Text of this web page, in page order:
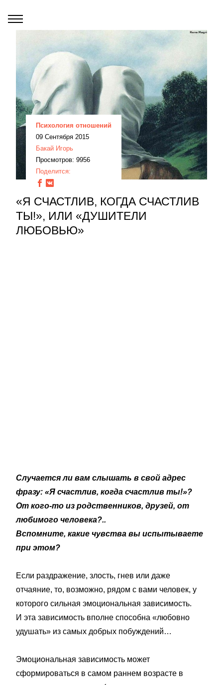
Психология отношений
09 Сентября 2015
Бакай Игорь
Просмотров: 9956
Поделится:
«Я СЧАСТЛИВ, КОГДА СЧАСТЛИВ
ТЫ!», ИЛИ «ДУШИТЕЛИ
ЛЮБОВЬЮ»
Случается ли вам слышать в свой адрес
фразу: «Я счастлив, когда счастлив ты!»?
От кого-то из родственников, друзей, от
любимого человека?..
Вспомните, какие чувства вы испытываете
при этом?
Если раздражение, злость, гнев или даже
отчаяние, то, возможно, рядом с вами человек, у
которого сильная эмоциональная зависимость.
И эта зависимость вполне способна «любовно
удушать» из самых добрых побуждений…
Эмоциональная зависимость может
сформироваться в самом раннем возрасте в